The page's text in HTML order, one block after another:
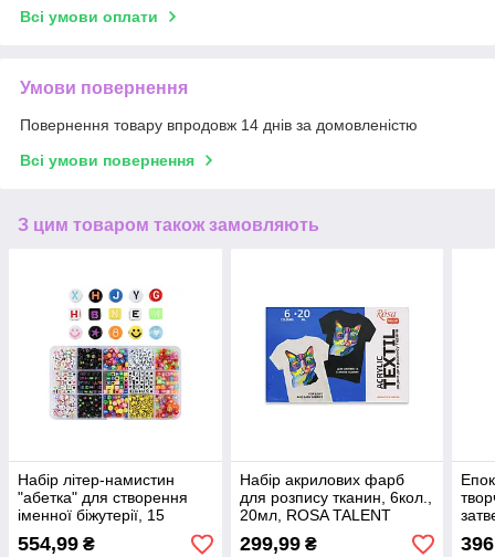
Всі умови оплати
Умови повернення
Повернення товару впродовж 14 днів за домовленістю
Всі умови повернення
З цим товаром також замовляють
Набір літер-намистин
"абетка" для створення
іменної біжутерії, 15
осередків
554,99 ₴
Набір акрилових фарб
для розпису тканин, 6кол.,
20мл, ROSA TALENT
299,99₴
(1:1)